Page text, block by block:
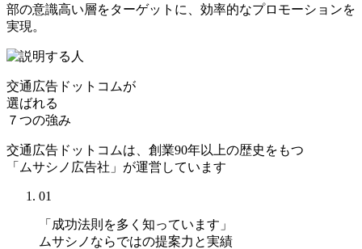
部の意識高い層をターゲットに、効率的なプロモーションを
実現。
交通広告ドットコムが
選ばれる
７つの強み
交通広告ドットコムは、創業90年以上の歴史をもつ
「ムサシノ広告社」が運営しています
01
「成功法則を多く知っています」
ムサシノならではの提案力と実績